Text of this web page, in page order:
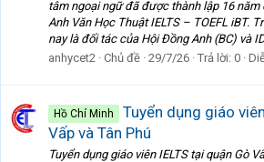
tâm ngoại ngữ đã được thành lập 16 năm
Anh Văn Học Thuật IELTS – TOEFL iBT.
nay là đối tác của Hội Đồng Anh (BC) và
anhycet2 Chủ đề 29/7/26 Trả lời: 0
Hồ Chí Minh
Tuyển dụng giáo
Vấp và Tân Phú
Tuyển dụng giáo viên IELTS tại quận Gò